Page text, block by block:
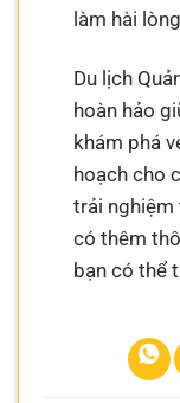
làm hài
Du lịch
hoàn hảo
khám phá
hoạch cho
trải nghiệm
có thêm
bạn có thể